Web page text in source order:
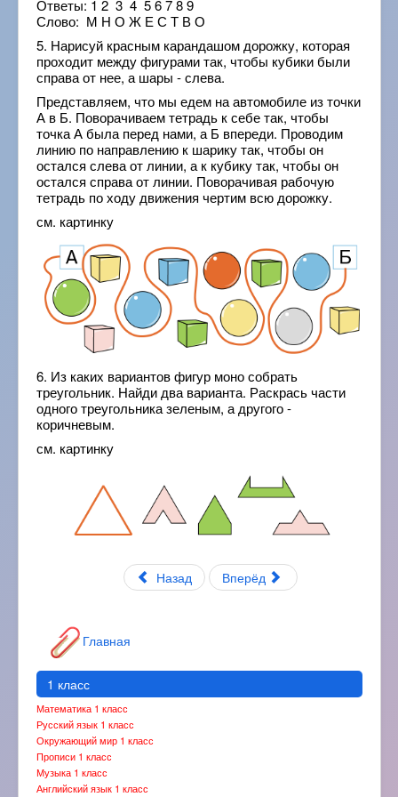
Ответы: 1 2 3 4 5 6 7 8 9
Слово: М Н О Ж Е С Т В О
5. Нарисуй красным карандашом дорожку, которая
проходит между фигурами так, чтобы кубики были
справа от нее, а шары - слева.
Представляем, что мы едем на автомобиле из точки
А в Б. Поворачиваем тетрадь к себе так, чтобы
точка А была перед нами, а Б впереди. Проводим
линию по направлению к шарику так, чтобы он
остался слева от линии, а к кубику так, чтобы он
остался справа от линии. Поворачивая рабочую
тетрадь по ходу движения чертим всю дорожку.
см. картинку
6. Из каких вариантов фигур моно собрать
треугольник. Найди два варианта. Раскрась части
одного треугольника зеленым, а другого -
коричневым.
см. картинку
Назад Вперёд
Главная
1 класс
Математика 1 класс
Русский язык 1 класс
Окружающий мир 1 класс
Прописи 1 класс
Музыка 1 класс
Английский язык 1 класс